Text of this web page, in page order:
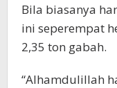
Bila biasanya
ini seperempat
2,35 ton gabah.
“Alhamdulillah